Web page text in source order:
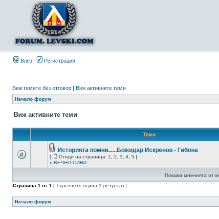
Влез Регистрация
Виж темите без отговор | Виж активните теми
Начало форум
Виж активните теми
Теми
Историята помни......Божидар Искренов - Гибона
[ Отиди на страница: 1 2 3 4 5 ]
в ВЕЧНО СИНИ
Покажи мненията от
Страница 1 от 1 [ Търсенето върна 1 резултат ]
Начало форум